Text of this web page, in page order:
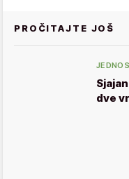
PROČITAJTE JOŠ
dve